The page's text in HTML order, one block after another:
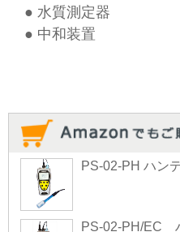
● 水質測定器
● 中和装置
PS-02-PH ハン
PS-02-PH/EC